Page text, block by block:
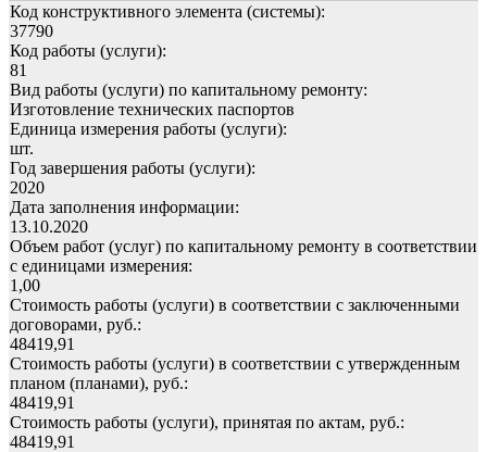
Код конструктивного элемента (системы):
37790
Код работы (услуги):
81
Вид работы (услуги) по капитальному ремонту:
Изготовление технических паспортов
Единица измерения работы (услуги):
шт.
Год завершения работы (услуги):
2020
Дата заполнения информации:
13.10.2020
Объем работ (услуг) по капитальному ремонту в соответствии
с единицами измерения:
1,00
Стоимость работы (услуги) в соответствии с заключенными
договорами, руб.:
48419,91
Стоимость работы (услуги) в соответствии с утвержденным
планом (планами), руб.:
48419,91
Стоимость работы (услуги), принятая по актам, руб.:
48419,91